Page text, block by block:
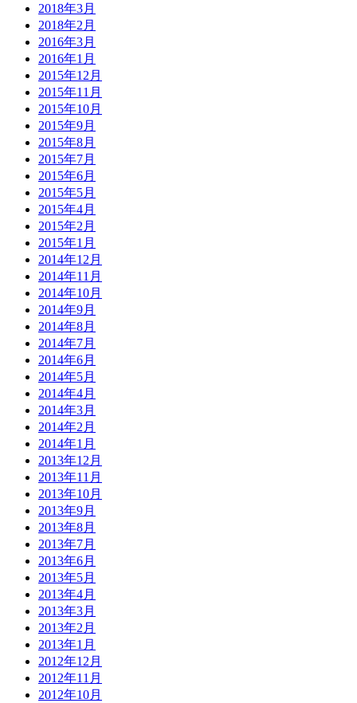
2018年3月
2018年2月
2016年3月
2016年1月
2015年12月
2015年11月
2015年10月
2015年9月
2015年8月
2015年7月
2015年6月
2015年5月
2015年4月
2015年2月
2015年1月
2014年12月
2014年11月
2014年10月
2014年9月
2014年8月
2014年7月
2014年6月
2014年5月
2014年4月
2014年3月
2014年2月
2014年1月
2013年12月
2013年11月
2013年10月
2013年9月
2013年8月
2013年7月
2013年6月
2013年5月
2013年4月
2013年3月
2013年2月
2013年1月
2012年12月
2012年11月
2012年10月